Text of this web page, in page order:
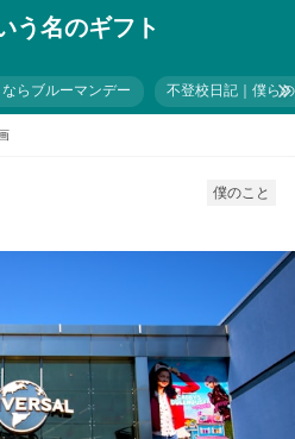
う名のギフト
ならブルーマンデー 不登校日記｜僕ら
僕のこと